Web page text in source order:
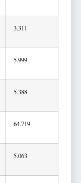
3.311
5.999
5.388
64.719
5.063